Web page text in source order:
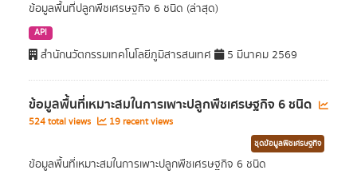
ข้อมูลพื้นที่ปลูกพืชเศรษฐกิจ 6 ชนิด (ล่าสุด)
API
สำนักนวัตกรรมเทคโนโลยีภูมิสารสนเทศ 5 มีนาคม 2569
ข้อมูลพื้นที่เหมาะสมในการเพาะปลูกพืชเศรษฐกิจ 6 ชนิด
524 total views 19 recent views
ชุดข้อมูลพืชเศรษฐกิจ
ข้อมูลพื้นที่เหมาะสมในการเพาะปลูกพืชเศรษฐกิจ 6 ชนิด